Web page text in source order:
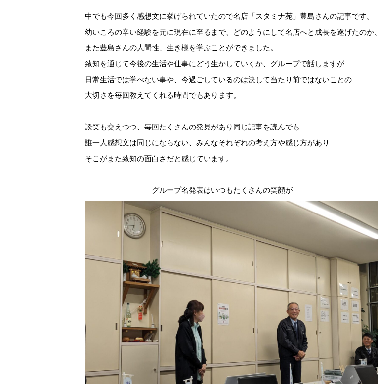
中でも今回多く感想文に挙げられていたので名店「スタミナ苑」豊島さんの記事です。
幼いころの辛い経験を元に現在に至るまで、どのようにして名店へと成長を遂げたのか、
また豊島さんの人間性、生き様を学ぶことができました。
致知を通じて今後の生活や仕事にどう生かしていくか、グループで話しますが
日常生活では学べない事や、今過ごしているのは決して当たり前ではないことの
大切さを毎回教えてくれる時間でもあります。
談笑も交えつつ、毎回たくさんの発見があり同じ記事を読んでも
誰一人感想文は同じにならない、みんなそれぞれの考え方や感じ方があり
そこがまた致知の面白さだと感じています。
グループ名発表はいつもたくさんの笑顔が